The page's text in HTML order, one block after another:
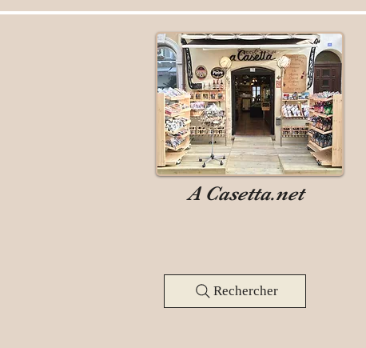
A Casetta.net
Rechercher